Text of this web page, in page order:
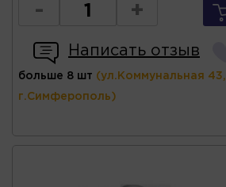
- +
Написать отзыв
больше 8 шт (ул.Коммунальная 43,
г.Симферополь)